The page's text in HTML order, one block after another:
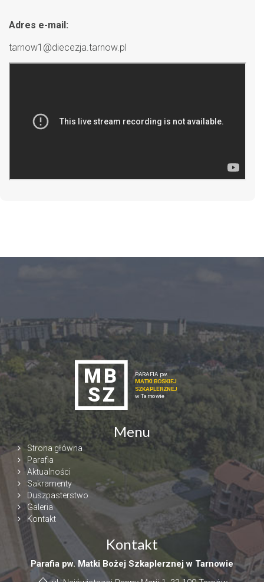
Adres e-mail:
tarnow1@diecezja.tarnow.pl
Menu
Strona główna
Parafia
Aktualności
Sakramenty
Duszpasterstwo
Galeria
Kontakt
Kontakt
Parafia pw. Matki Bożej Szkaplerznej w Tarnowie